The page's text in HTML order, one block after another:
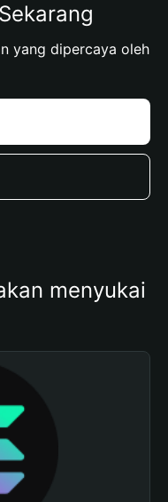
yang dipercaya oleh
menyukai